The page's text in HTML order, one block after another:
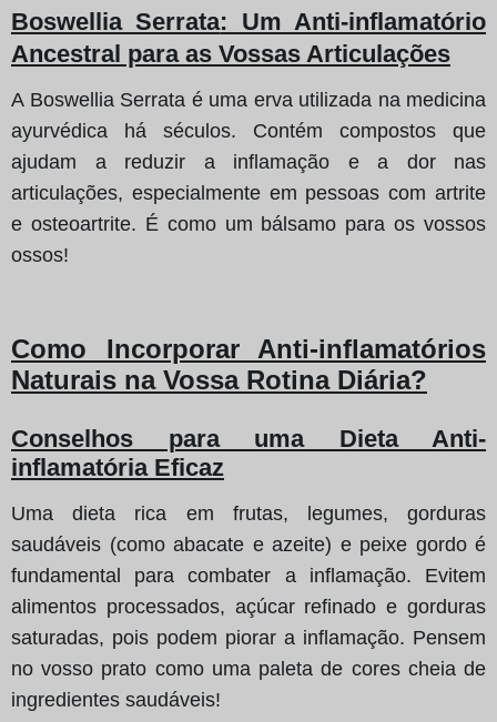
Boswellia Serrata: Um Anti-inflamatório
Ancestral para as Vossas Articulações
A Boswellia Serrata é uma erva utilizada na medicina
ayurvédica há séculos. Contém compostos que
ajudam a reduzir a inflamação e a dor nas
articulações, especialmente em pessoas com artrite
e osteoartrite. É como um bálsamo para os vossos
ossos!
Como Incorporar Anti-inflamatórios
Naturais na Vossa Rotina Diária?
Conselhos para uma Dieta Anti-
inflamatória Eficaz
Uma dieta rica em frutas, legumes, gorduras
saudáveis (como abacate e azeite) e peixe gordo é
fundamental para combater a inflamação. Evitem
alimentos processados, açúcar refinado e gorduras
saturadas, pois podem piorar a inflamação. Pensem
no vosso prato como uma paleta de cores cheia de
ingredientes saudáveis!